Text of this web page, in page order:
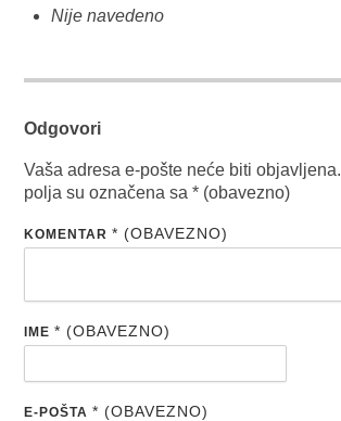
Nije navedeno
Odgovori
Vaša adresa e-pošte neće biti objavljena.
polja su označena sa* (obavezno)
KOMENTAR* (OBAVEZNO)
IME* (OBAVEZNO)
E-POŠTA* (OBAVEZNO)